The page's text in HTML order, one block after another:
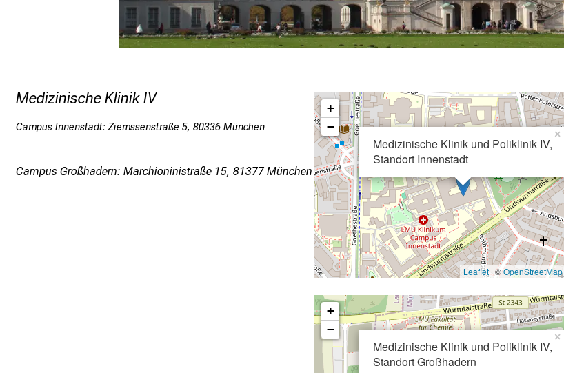
Medizinische Klinik IV
Campus Innenstadt: Ziemssenstraße 5, 80336 München
Campus Großhadern: Marchioninistraße 15, 81377 München
Medizinische Klinik und Poliklinik IV,
Standort Innenstadt
×
+
−
Leaflet| ©OpenStreetMap
Medizinische Klinik und Poliklinik IV,
Standort Großhadern
×
+
−